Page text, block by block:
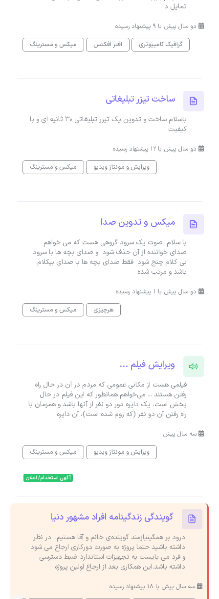
تمایل د
دو سال پیش با 9 پیشنهاد رسیده
گرافیک کامپیوتری
افتر افکتس میکس و مسترینگ
ساخت تیزر تبلیغاتی
باسلام ساخت و تدوین یک تیزر تبلیغاتی ۳۰ ثانیه ای و با
کیفیت
دو سال پیش با 12 پیشنهاد رسیده
ویرایش و مونتاژ ویدیو
میکس و مسترینگ
میکس و تدوین صدا
با سلام صوت یک سرود گروهی هست که می خواهم
صدای خواننده از آن حذف شود و صدای بچه ها با سرود
بی کلام چنج شود فقط صدای بچه ها با صدای بیکلام
باشد و مرتب شده
دو سال پیش با 1 پیشنهاد رسیده
هرچیزی
میکس و مسترینگ
ویرایش فیلم ...
فیلمی هست از مکانی عمومی که مردم در آن در حال راه
رفتن هستند ... می‌خواهم همانطور که این فیلم در حال
پخش است، یک دایره دور دو نفر از آنها باشد و همزمان با
راه رفتن آن دو نفر (که زوم شده است)، آن دایره
سه سال پیش
ویرایش و مونتاژ ویدیو
میکس و مسترینگ
آگهی استخدام/ اعلان
گویندگی زندگینامه افراد مشهور دنیا
درود بر همگینیازمند گوینده‌ی خانم و آقا هستیم. در نظر
داشته باشید حتما پروژه به صورت دورکاری ارجاع می شود
و فرد می بایست به تجهیزات استاندارد ضبط دسترسی
داشته باشد.این همکاری بعد از ارجاع اولین پروژه
سه سال پیش با 18 پیشنهاد رسیده